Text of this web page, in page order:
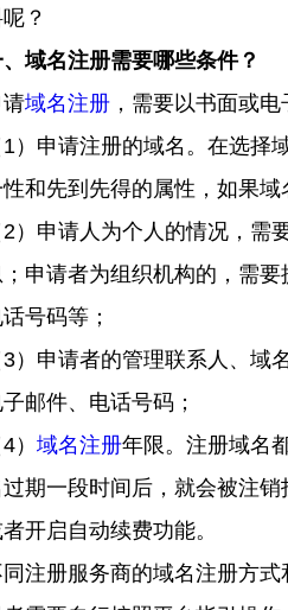
？
域名注册需要哪些条件？
请域名注册 ，需要以书面或
1）申请注册的域名。在选择
和先到先得的属性，如果域
2）申请人为个人的情况，需
申请者为组织机构的，需要
话号码等 ；
3） 申请者的管理联系人、域
子邮件、电话号码 ；
4） 域名注册年限。 注册域名
期一段时间后，就会被注
开启自动续费功能。
注册服务商的域名注册方